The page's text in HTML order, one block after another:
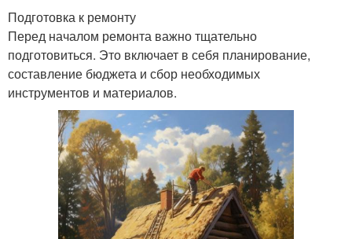
Подготовка к ремонту
Перед началом ремонта важно тщательно
подготовиться. Это включает в себя планирование,
составление бюджета и сбор необходимых
инструментов и материалов.